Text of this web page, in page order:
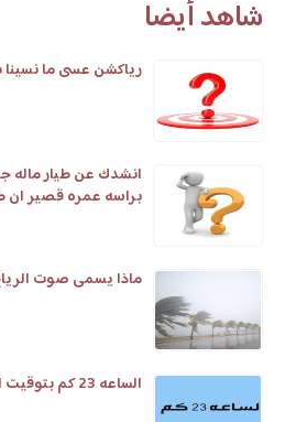
شاهد أيضا
رياكشن عسى ما
انشدك عن طيار ماله
براسه عمره قصير ان
ماذا يسمى صوت
الساعه 23 كم بتوقيت السعودية